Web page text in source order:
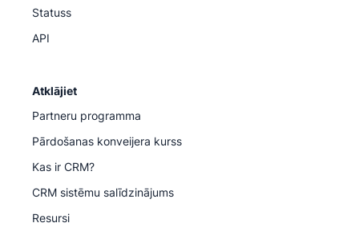
Statuss
API
Atklājiet
Partneru programma
Pārdošanas konveijera kurss
Kas ir CRM?
CRM sistēmu salīdzinājums
Resursi